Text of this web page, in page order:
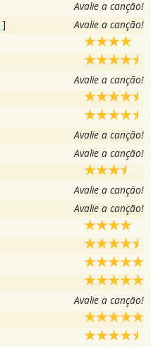
Avalie a canção!
] Avalie a canção!
Avalie a canção!
Avalie a canção!
Avalie a canção!
Avalie a canção!
Avalie a canção!
Avalie a canção!